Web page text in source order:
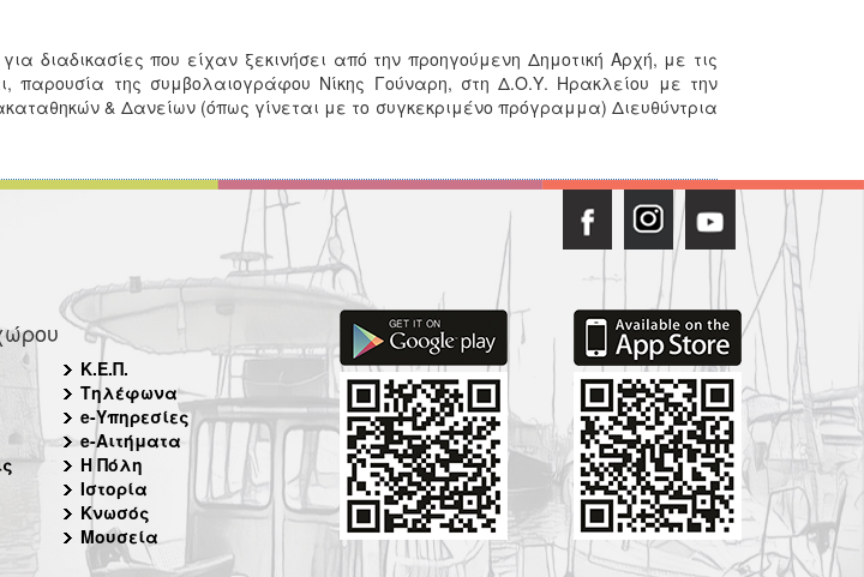
για διαδικασίες που είχαν ξεκινήσει από την προηγούμενη Δημοτική Αρχή, με τις
παρουσία της συμβολαιογράφου Νίκης Γούναρη, στη Δ.Ο.Υ. Ηρακλείου με την
& Δανείων (όπως γίνεται με το συγκεκριμένο πρόγραμμα) Διευθύντρια
Κ.Ε.Π.
Τηλέφωνα
e-Υπηρεσίες
e-Αιτήματα
Η Πόλη
Ιστορία
Κνωσός
Μουσεία